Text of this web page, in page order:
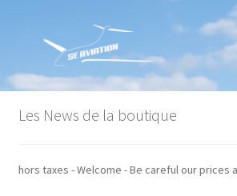
la
navigation
contenu
Accueil
Conditions générales de vente
Les News de la boutique
indiqués hors taxes - Welcome - Be careful